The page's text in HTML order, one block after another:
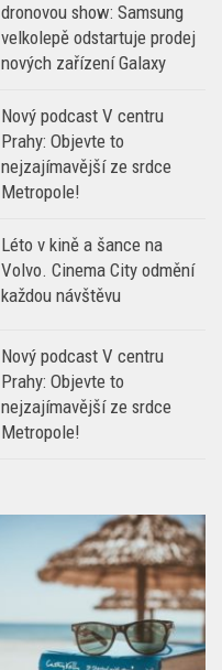
dronovou show: Samsung
velkolepě odstartuje prodej
nových zařízení Galaxy
Nový podcast V centru
Prahy: Objevte to
nejzajímavější ze srdce
Metropole!
Léto v kině a šance na
Volvo. Cinema City odmění
každou návštěvu
Nový podcast V centru
Prahy: Objevte to
nejzajímavější ze srdce
Metropole!